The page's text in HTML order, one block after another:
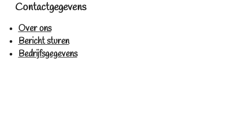
Contactgegevens
Over ons
Bericht sturen
Bedrijfsgegevens